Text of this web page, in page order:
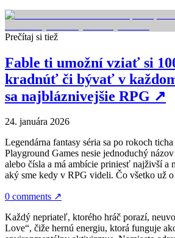
Prečítaj si tiež
Fable ti umožní vziať si
kradnúť či bývať v
sa najbláznivejšie RPG ↗
24. januára 2026
Legendárna fantasy séria sa po rokoch
Playground Games nesie jednoduchý
alebo čísla a má ambície priniesť najživší a
aký sme kedy v RPG videli. Čo všetko už o
0 comments ↗
Každý nepriateľ, ktorého hráč porazí,
Love“, čiže hernú energiu, ktorá funguje